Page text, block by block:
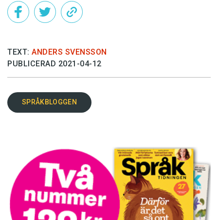
TEXT: ANDERS SVENSSON
PUBLICERAD 2021-04-12
SPRÅKBLOGGEN